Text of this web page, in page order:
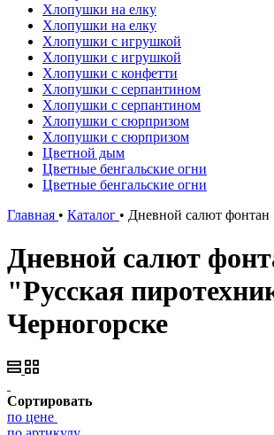
Хлопушки на елку
Хлопушки на елку
Хлопушки с игрушкой
Хлопушки с игрушкой
Хлопушки с конфетти
Хлопушки с серпантином
Хлопушки с серпантином
Хлопушки с сюрпризом
Хлопушки с сюрпризом
Цветной дым
Цветные бенгальские огни
Цветные бенгальские огни
Главная • Каталог • Дневной салют фонтан
Дневной салют
"Русская
Черногорске
Сортировать
по цене